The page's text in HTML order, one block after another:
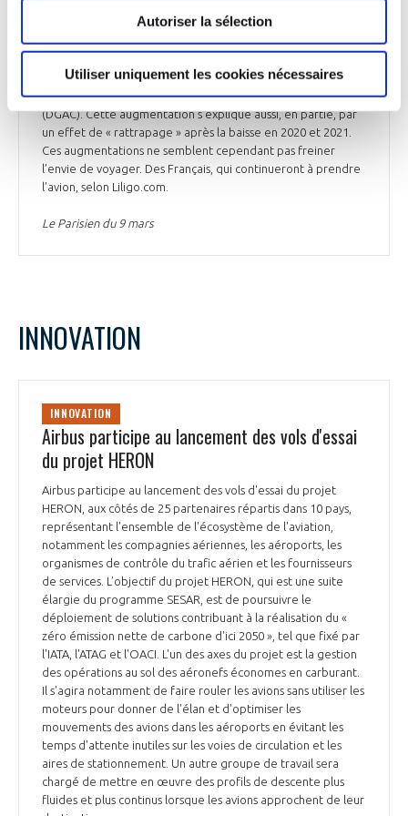
Autoriser la sélection
Utiliser uniquement les cookies nécessaires
celle du baril de pétrole, pèse sur le coût du carburant, qui
représente entre 30 et 45% du prix du billet, en fonction de
la durée du vol. Ainsi les billets d’avion au départ de la
l’indice de prix du transport aérien de passagers » (IPTAP),
développé par la direction générale de l’aviation civile
(DGAC). Cette augmentation s’explique aussi, en partie, par
un effet de « rattrapage » après la baisse en 2020 et 2021.
Ces augmentations ne semblent cependant pas freiner
l’envie de voyager. Des Français, qui continueront à prendre
l’avion, selon Liligo.com.
Le Parisien du 9 mars
INNOVATION
INNOVATION
Airbus participe au lancement des vols d'essai
du projet HERON
Airbus participe au lancement des vols d'essai du projet
HERON, aux côtés de 25 partenaires répartis dans 10 pays,
représentant l'ensemble de l'écosystème de l'aviation,
notamment les compagnies aériennes, les aéroports, les
organismes de contrôle du trafic aérien et les fournisseurs
de services. L’objectif du projet HERON, qui est une suite
élargie du programme SESAR, est de poursuivre le
déploiement de solutions contribuant à la réalisation du «
zéro émission nette de carbone d'ici 2050 », tel que fixé par
l'IATA, l'ATAG et l'OACI. L'un des axes du projet est la gestion
des opérations au sol des aéronefs économes en carburant.
Il s'agira notamment de faire rouler les avions sans utiliser les
moteurs pour donner de l'élan et d'optimiser les
mouvements des avions dans les aéroports en évitant les
temps d'attente inutiles sur les voies de circulation et les
aires de stationnement. Un autre groupe de travail sera
chargé de mettre en œuvre des profils de descente plus
fluides et plus continus lorsque les avions approchent de leur